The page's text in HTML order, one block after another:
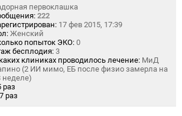
первоклашка
222
17 фев 2015, 17:39
Женский
попыток ЭКО: 0
бесплодия: 3
клиниках проводилось лечение: МиД
(2 ИИ мимо, ЕБ после физио замерла на
неделе)
раз
раз